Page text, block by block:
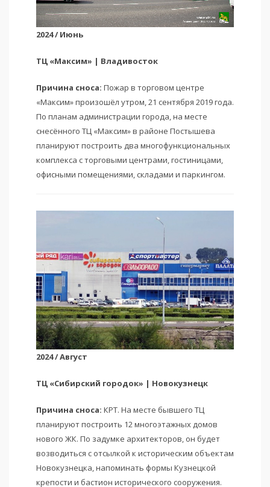
2024 / Июнь
ТЦ «Максим» | Владивосток
Причина сноса: Пожар в торговом центре
«Максим» произошёл утром, 21 сентября 2019 года.
По планам администрации города, на месте
снесённого ТЦ «Максим» в районе Постышева
планируют построить два многофункциональных
комплекса с торговыми центрами, гостиницами,
офисными помещениями, складами и паркингом.
2024 / Август
ТЦ «Сибирский городок» | Новокузнецк
Причина сноса: КРТ. На месте бывшего ТЦ
планируют построить 12 многоэтажных домов
нового ЖК. По задумке архитекторов, он будет
возводиться с отсылкой к историческим объектам
Новокузнецка, напоминать формы Кузнецкой
крепости и бастион исторического сооружения.